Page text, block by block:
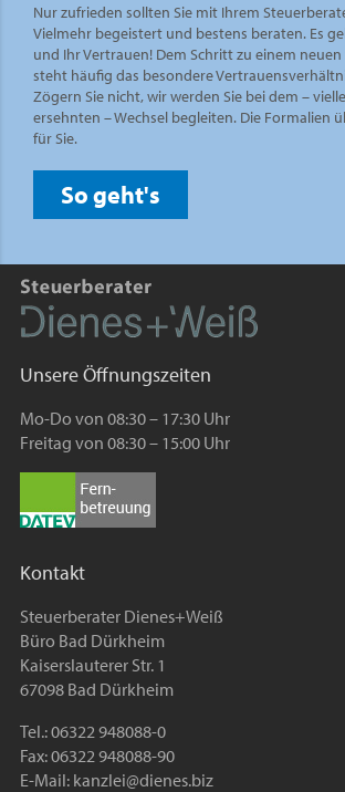
Nur zufrieden sollten Sie mit Ihrem
Vielmehr begeistert und bestens beraten. Es
und Ihr Vertrauen! Dem Schritt zu einem
steht häufig das besondere
Zögern Sie nicht, wir werden Sie bei dem –
ersehnten – Wechsel begleiten. Die Formalien
für Sie.
So geht's
Unsere Öffnungszeiten
Mo-Do von 08:30 – 17:30 Uhr
Freitag von 08:30 – 15:00 Uhr
Kontakt
Steuerberater Dienes+Weiß
Büro Bad Dürkheim
Kaiserslauterer Str. 1
67098 Bad Dürkheim
Tel.: 06322 948088-0
Fax: 06322 948088-90
E-Mail: kanzlei@dienes.biz